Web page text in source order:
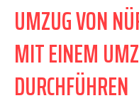
UMZUG VON
MIT EINEM
DURCHFÜHREN